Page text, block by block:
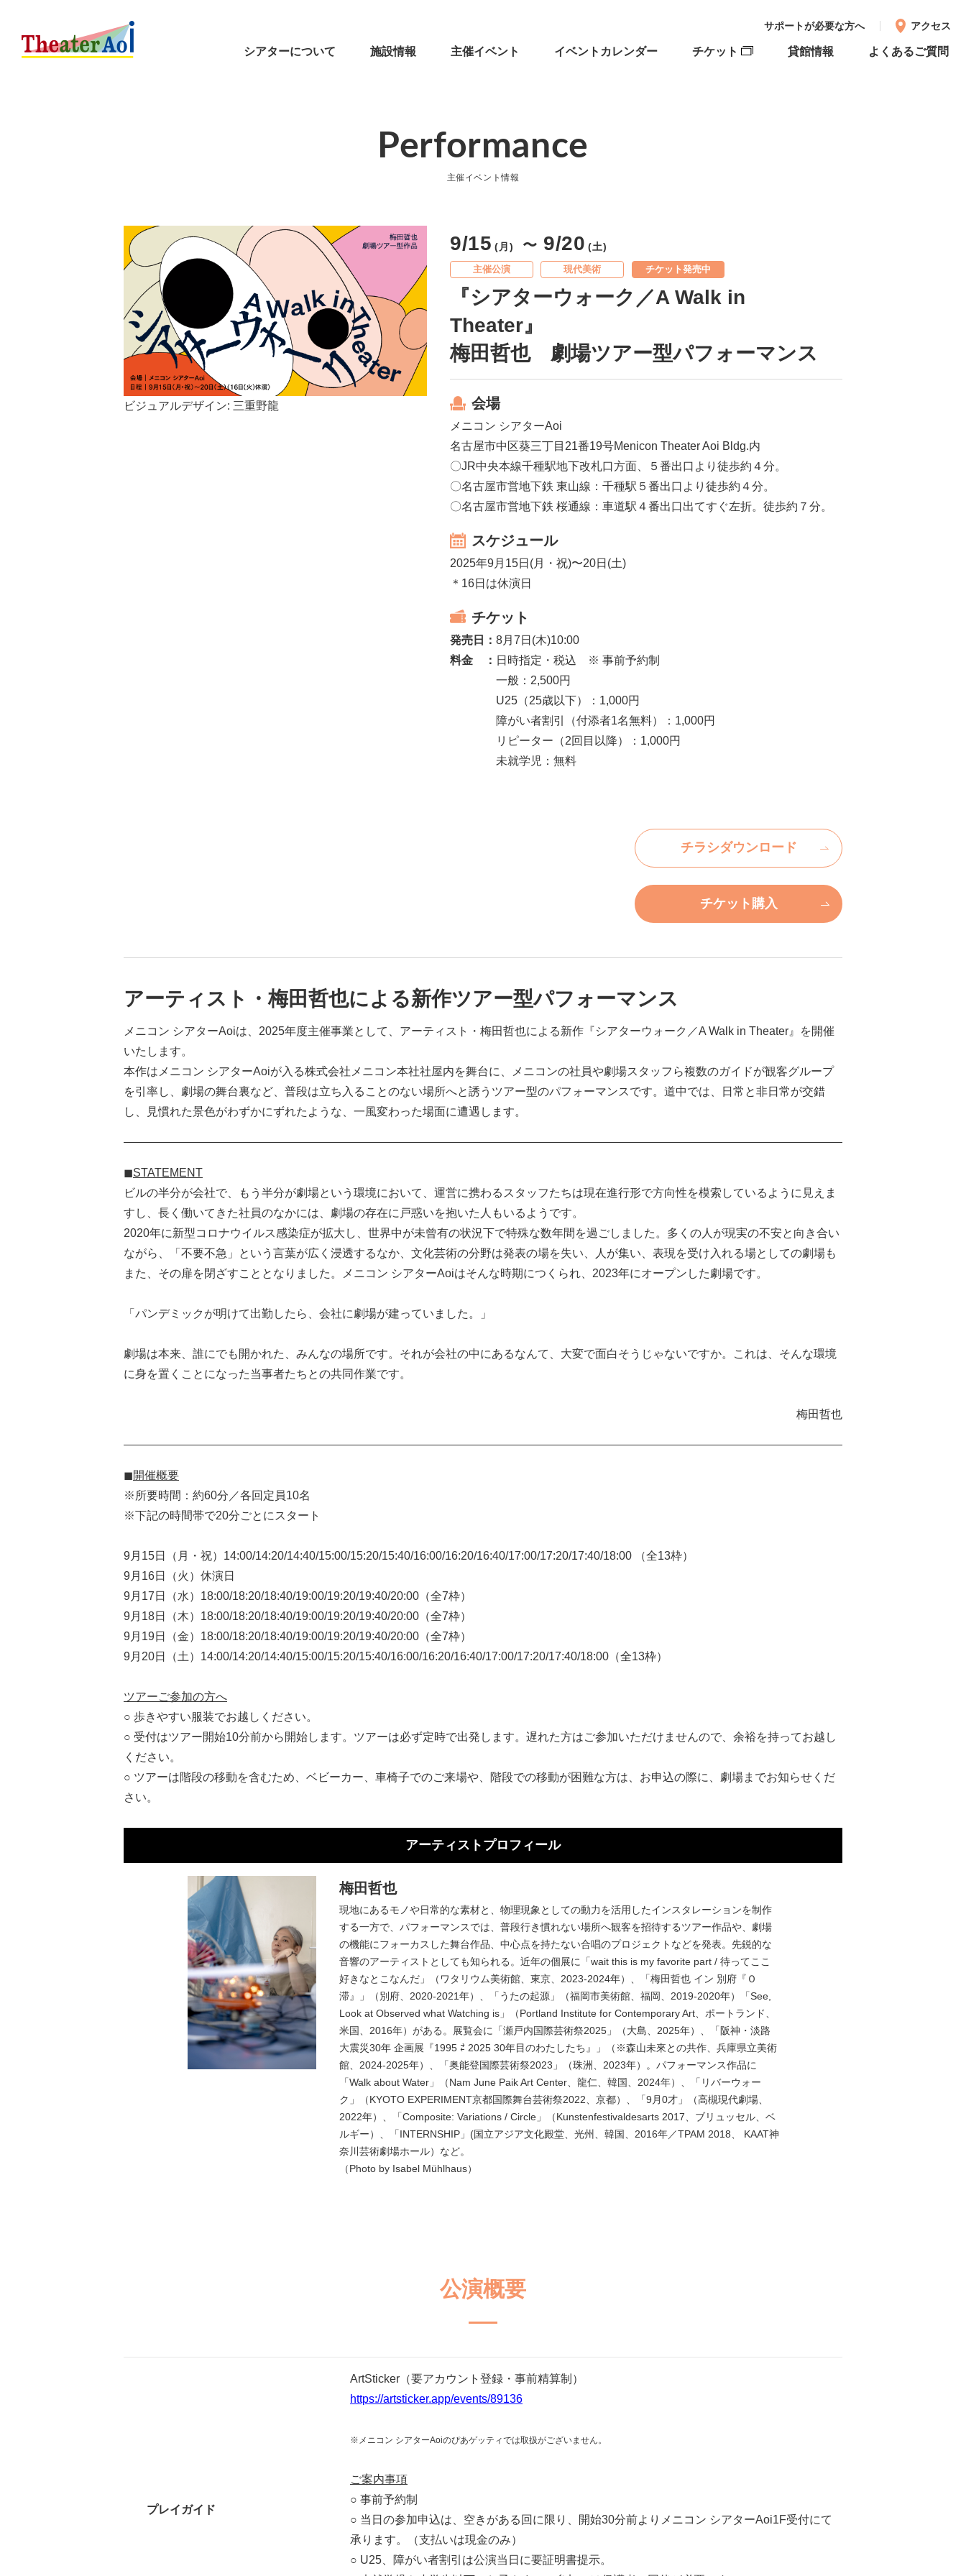
サポートが必要な方へ アクセス
シアターについて 施設情報 主催イベント イベントカレンダー チケット 貸館情報 よくあるご質問
Performance
主催イベント情報
ビジュアルデザイン: 三重野龍
9/15 (月) 〜 9/20 (土)
主催公演 現代美術 チケット発売中
『シアターウォーク／A Walk in
Theater』
梅田哲也 劇場ツアー型パフォーマンス
会場
メニコン シアターAoi
名古屋市中区葵三丁目21番19号Menicon Theater Aoi Bldg.内
〇JR中央本線千種駅地下改札口方面、５番出口より徒歩約４分。
〇名古屋市営地下鉄 東山線：千種駅５番出口より徒歩約４分。
〇名古屋市営地下鉄 桜通線：車道駅４番出口出てすぐ左折。徒歩約７分。
スケジュール
2025年9月15日(月・祝)〜20日(土)
＊16日は休演日
チケット
発売日： 8月7日(木)10:00
料金 ： 日時指定・税込 ※ 事前予約制
一般：2,500円
U25（25歳以下）：1,000円
障がい者割引（付添者1名無料）：1,000円
リピーター（2回目以降）：1,000円
未就学児：無料
チラシダウンロード
チケット購入
アーティスト・梅田哲也による新作ツアー型パフォーマンス
メニコン シアターAoiは、2025年度主催事業として、アーティスト・梅田哲也による新作『シアターウォーク／A Walk in Theater』を開催
いたします。
本作はメニコン シアターAoiが入る株式会社メニコン本社社屋内を舞台に、メニコンの社員や劇場スタッフら複数のガイドが観客グループ
を引率し、劇場の舞台裏など、普段は立ち入ることのない場所へと誘うツアー型のパフォーマンスです。道中では、日常と非日常が交錯
し、見慣れた景色がわずかにずれたような、一風変わった場面に遭遇します。
◼︎STATEMENT
ビルの半分が会社で、もう半分が劇場という環境において、運営に携わるスタッフたちは現在進行形で方向性を模索しているように見えま
すし、長く働いてきた社員のなかには、劇場の存在に戸惑いを抱いた人もいるようです。
2020年に新型コロナウイルス感染症が拡大し、世界中が未曾有の状況下で特殊な数年間を過ごしました。多くの人が現実の不安と向き合い
ながら、「不要不急」という言葉が広く浸透するなか、文化芸術の分野は発表の場を失い、人が集い、表現を受け入れる場としての劇場も
また、その扉を閉ざすこととなりました。メニコン シアターAoiはそんな時期につくられ、2023年にオープンした劇場です。
「パンデミックが明けて出勤したら、会社に劇場が建っていました。」
劇場は本来、誰にでも開かれた、みんなの場所です。それが会社の中にあるなんて、大変で面白そうじゃないですか。これは、そんな環境
に身を置くことになった当事者たちとの共同作業です。
梅田哲也
◼︎開催概要
※所要時間：約60分／各回定員10名
※下記の時間帯で20分ごとにスタート
9月15日（月・祝）14:00/14:20/14:40/15:00/15:20/15:40/16:00/16:20/16:40/17:00/17:20/17:40/18:00 （全13枠）
9月16日（火）休演日
9月17日（水）18:00/18:20/18:40/19:00/19:20/19:40/20:00（全7枠）
9月18日（木）18:00/18:20/18:40/19:00/19:20/19:40/20:00（全7枠）
9月19日（金）18:00/18:20/18:40/19:00/19:20/19:40/20:00（全7枠）
9月20日（土）14:00/14:20/14:40/15:00/15:20/15:40/16:00/16:20/16:40/17:00/17:20/17:40/18:00（全13枠）
ツアーご参加の方へ
○ 歩きやすい服装でお越しください。
○ 受付はツアー開始10分前から開始します。ツアーは必ず定時で出発します。遅れた方はご参加いただけませんので、余裕を持ってお越し
ください。
○ ツアーは階段の移動を含むため、ベビーカー、車椅子でのご来場や、階段での移動が困難な方は、お申込の際に、劇場までお知らせくだ
さい。
アーティストプロフィール
梅田哲也
現地にあるモノや日常的な素材と、物理現象としての動力を活用したインスタレーションを制作
する一方で、パフォーマンスでは、普段行き慣れない場所へ観客を招待するツアー作品や、劇場
の機能にフォーカスした舞台作品、中心点を持たない合唱のプロジェクトなどを発表。先鋭的な
音響のアーティストとしても知られる。近年の個展に「wait this is my favorite part / 待ってここ
好きなとこなんだ」（ワタリウム美術館、東京、2023-2024年）、「梅田哲也 イン 別府『Ｏ
滞』」（別府、2020-2021年）、「うたの起源」（福岡市美術館、福岡、2019-2020年）「See,
Look at Observed what Watching is」（Portland Institute for Contemporary Art、ポートランド、
米国、2016年）がある。展覧会に「瀬戸内国際芸術祭2025」（大島、2025年）、「阪神・淡路
大震災30年 企画展『1995 ⇄ 2025 30年目のわたしたち』」（※森山未來との共作、兵庫県立美術
館、2024-2025年）、「奥能登国際芸術祭2023」（珠洲、2023年）。パフォーマンス作品に
「Walk about Water」（Nam June Paik Art Center、龍仁、韓国、2024年）、「リバーウォー
ク」（KYOTO EXPERIMENT京都国際舞台芸術祭2022、京都）、「9月0才」（高槻現代劇場、
2022年）、「Composite: Variations / Circle」（Kunstenfestivaldesarts 2017、ブリュッセル、ベ
ルギー）、「INTERNSHIP」(国立アジア文化殿堂、光州、韓国、2016年／TPAM 2018、 KAAT神
奈川芸術劇場ホール）など。
（Photo by Isabel Mühlhaus）
公演概要
プレイガイド
ArtSticker（要アカウント登録・事前精算制）
https://artsticker.app/events/89136
※メニコン シアターAoiのぴあゲッティでは取扱がございません。
ご案内事項
○ 事前予約制
○ 当日の参加申込は、空きがある回に限り、開始30分前よりメニコン シアターAoi1F受付にて
承ります。（支払いは現金のみ）
○ U25、障がい者割引は公演当日に要証明書提示。